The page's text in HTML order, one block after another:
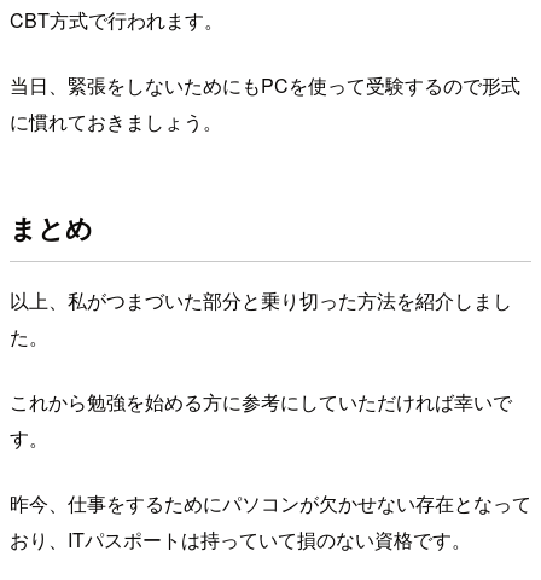
CBT方式で行われます。
当日、緊張をしないためにもPCを使って受験するので形式
に慣れておきましょう。
まとめ
以上、私がつまづいた部分と乗り切った方法を紹介しまし
た。
これから勉強を始める方に参考にしていただければ幸いで
す。
昨今、仕事をするためにパソコンが欠かせない存在となって
おり、ITパスポートは持っていて損のない資格です。